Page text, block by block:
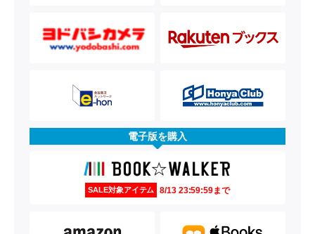
電子版を購入
SALE対象アイテム 8/13 23:59:59まで